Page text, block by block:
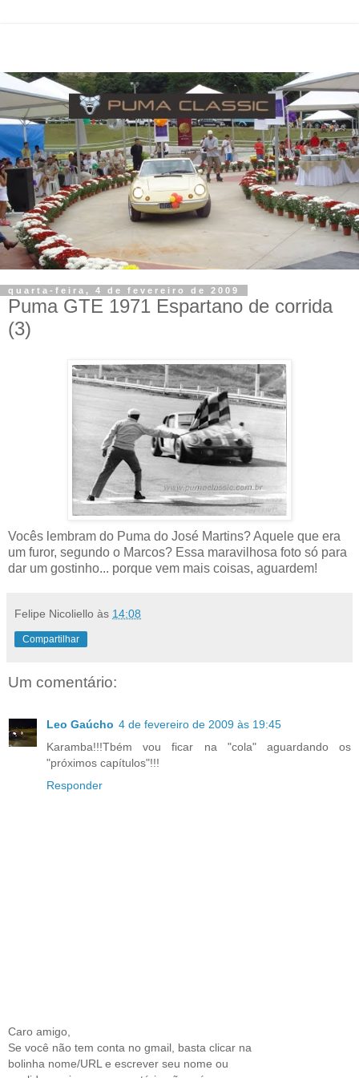
quarta-feira, 4 de fevereiro de 2009
Puma GTE 1971 Espartano de corrida
(3)
Vocês lembram do Puma do José Martins? Aquele que era
um furor, segundo o Marcos? Essa maravilhosa foto só para
dar um gostinho... porque vem mais coisas, aguardem!
Felipe Nicoliello às 14:08
Compartilhar
Um comentário:
Leo Gaúcho 4 de fevereiro de 2009 às 19:45
Karamba!!!Tbém vou ficar na "cola" aguardando os
"próximos capítulos"!!!
Responder
Caro amigo,
Se você não tem conta no gmail, basta clicar na
bolinha nome/URL e escrever seu nome ou